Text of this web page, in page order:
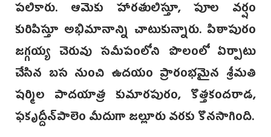
పలికారు. ఆమెకు హారతులిస్తూ, పూల వర్షం
కురిపిస్తూ అభిమానాన్ని చాటుకున్నారు. పిఠాపురం
జగ్గయ్య చెరువు సమీపంలోని పొలంలో ఏర్పాటు
చేసిన బస నుంచి ఉదయం ప్రారంభమైన శ్రీమతి
షర్మిల పాదయాత్ర కుమారపురం, కొత్తకందరాడ,
ఫకృద్దీన్‌పాలెం మీదుగా జల్లూరు వరకు కొనసాగింది.